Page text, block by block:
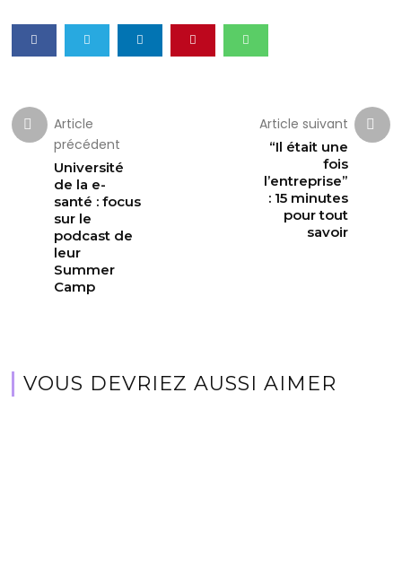
Article
précédent
Université
de la e-
santé : focus
sur le
podcast de
leur
Summer
Camp
Article suivant
“Il était une
fois
l’entreprise”
: 15 minutes
pour tout
savoir
VOUS DEVRIEZ AUSSI AIMER